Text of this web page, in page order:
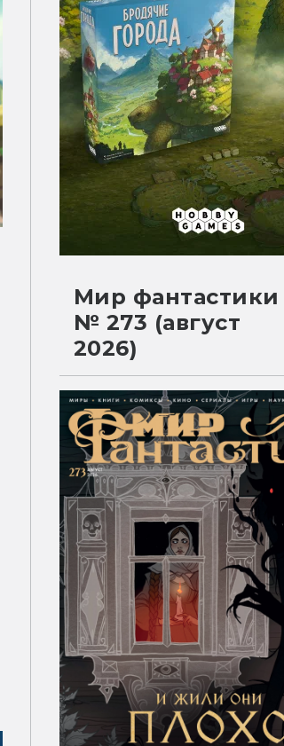
Мир фантастики
№ 273 (август
2026)